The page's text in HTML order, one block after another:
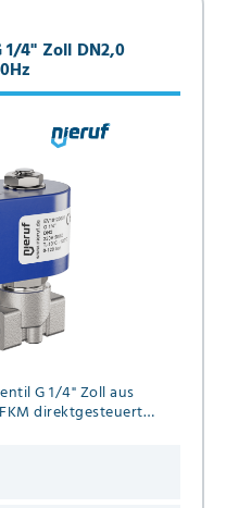
4" Zoll DN2,0
G 1/4" Zoll aus
direktgesteuert